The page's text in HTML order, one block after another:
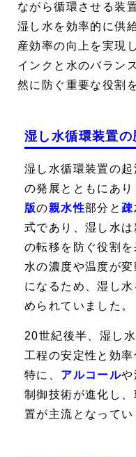
ながら循環させる装
湿し水を効率的に供
産効率の向上を実現
インクと水のバラン
然に防ぐ重要な役割
湿し水循環装置の
湿し水循環装置の
の発展とともにあり
版の親水性部分と 疎
式であり、湿し水
の転移を防ぐ役割
水の濃度や温度が
になるため、湿し
められていました。
20世紀後半、湿し
工程の安定性と効率
特に、 アルコールや
制御技術が進化し
置が主流となってい